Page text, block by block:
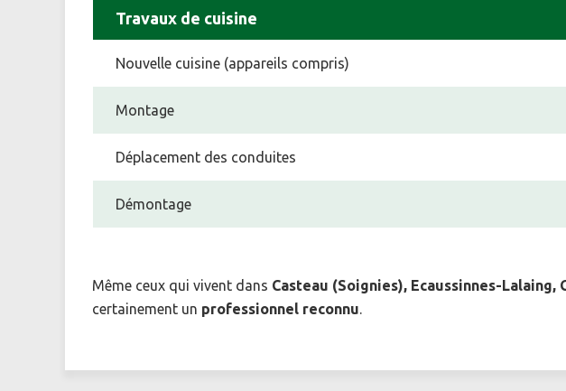
Travaux de cuisine
Nouvelle cuisine (appareils compris)
Montage
Déplacement des conduites
Démontage
Même ceux qui vivent dans Casteau (Soignies), Ecaussinnes-
certainement un professionnel reconnu.